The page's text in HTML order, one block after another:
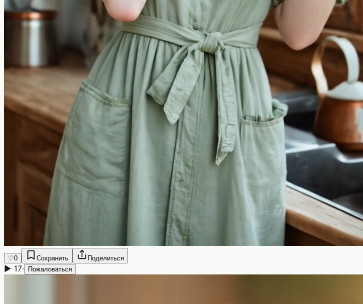
♡0 Сохранить Поделиться
▶ 17· Пожаловаться